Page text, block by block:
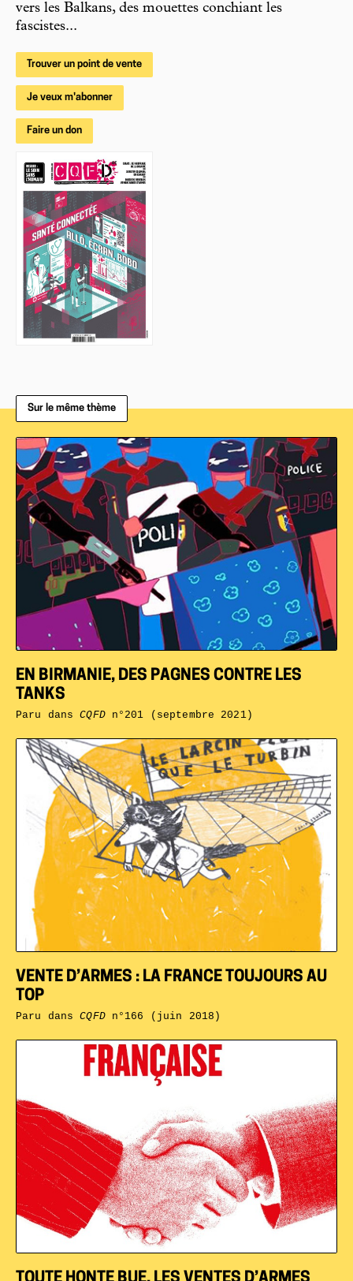
vers les Balkans, des mouettes conchiant les
fascistes...
Trouver un point de vente
Je veux m'abonner
Faire un don
Sur le même thème
VENTE D’ARMES : LA FRANCE TOUJOURS AU
TOP
Paru dansCQFDn°166 (juin 2018)
EN BIRMANIE, DES PAGNES CONTRE LES
TANKS
Paru dansCQFDn°201 (septembre 2021)